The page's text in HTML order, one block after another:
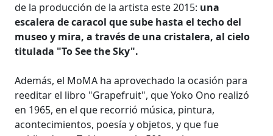
de la producción de la artista este 2015: una
escalera de caracol que sube hasta el techo del
museo y mira, a través de una cristalera, al cielo
titulada "To See the Sky".
Además, el MoMA ha aprovechado la ocasión para
reeditar el libro "Grapefruit", que Yoko Ono realizó
en 1965, en el que recorrió música, pintura,
acontecimientos, poesía y objetos, y que fue